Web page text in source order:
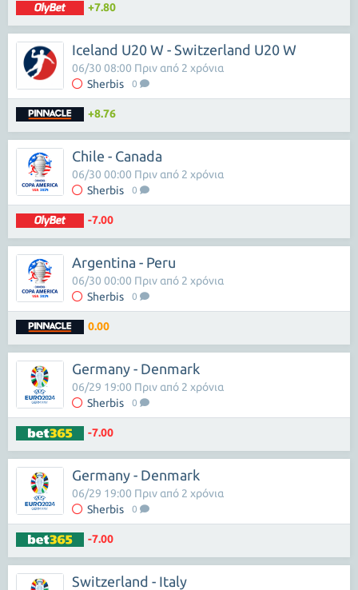
+7.80
Iceland U20 W - Switzerland U20 W
Sherbis 0
06/30 08:00 Πριν από 2 χρόνια
+8.76
Chile - Canada
Sherbis 0
06/30 00:00 Πριν από 2 χρόνια
-7.00
Argentina - Peru
Sherbis 0
06/30 00:00 Πριν από 2 χρόνια
0.00
Germany - Denmark
Sherbis 0
06/29 19:00 Πριν από 2 χρόνια
-7.00
Germany - Denmark
Sherbis 0
06/29 19:00 Πριν από 2 χρόνια
-7.00
Switzerland - Italy